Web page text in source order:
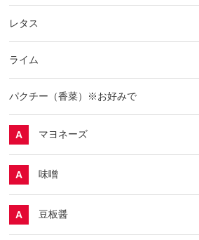
レタス
ライム
パクチー（香菜）※お好みで
A マヨネーズ
A 味噌
A 豆板醤